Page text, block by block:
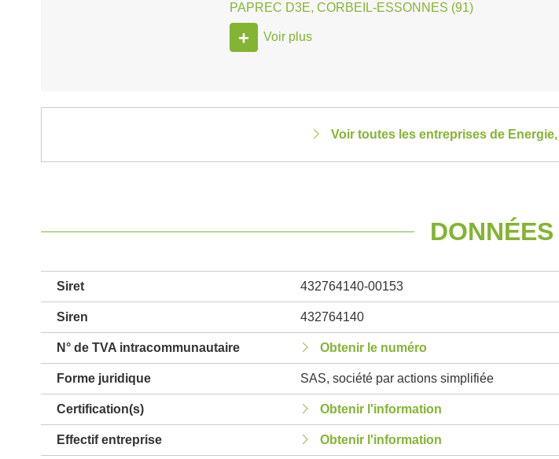
PAPREC D3E, CORBEIL-ESSONNES (91)
+ Voir plus
Voir toutes les entreprises de
Siret 432764140-00153
Siren 432764140
N° de TVA intracommunautaire Obtenir le numéro
Forme juridique SAS, société par actions simplifiée
Certification(s) Obtenir l'information
Effectif entreprise Obtenir l'information